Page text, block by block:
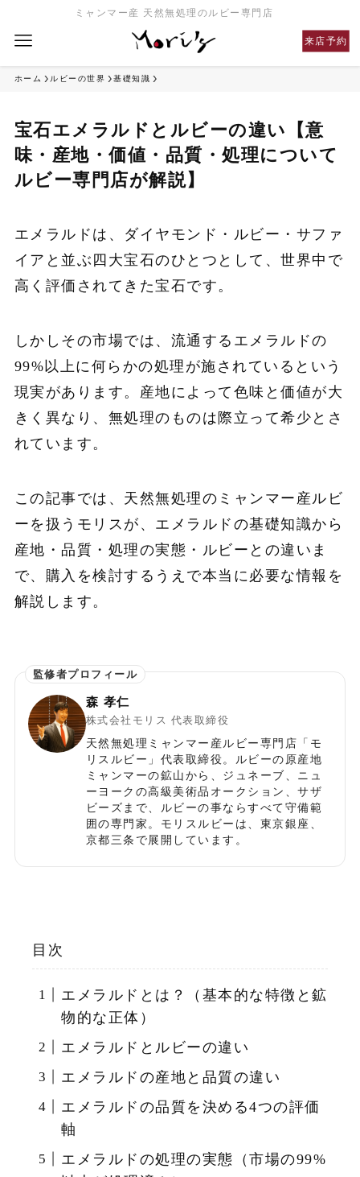
ミャンマー産 天然無処理のルビー専門店
来店予約
ホーム ルビーの世界 基礎知識
宝石エメラルドとルビーの違い【意
味・産地・価値・品質・処理について
ルビー専門店が解説】
エメラルドは、ダイヤモンド・ルビー・サファ
イアと並ぶ四大宝石のひとつとして、世界中で
高く評価されてきた宝石です。
しかしその市場では、流通するエメラルドの
99%以上に何らかの処理が施されているという
現実があります。産地によって色味と価値が大
きく異なり、無処理のものは際立って希少とさ
れています。
この記事では、天然無処理のミャンマー産ルビ
ーを扱うモリスが、エメラルドの基礎知識から
産地・品質・処理の実態・ルビーとの違いま
で、購入を検討するうえで本当に必要な情報を
解説します。
森 孝仁
株式会社モリス 代表取締役
天然無処理ミャンマー産ルビー専門店「モ
リスルビー」代表取締役。ルビーの原産地
ミャンマーの鉱山から、ジュネーブ、ニュ
ーヨークの高級美術品オークション、サザ
ビーズまで、ルビーの事ならすべて守備範
囲の専門家。モリスルビーは、東京銀座、
京都三条で展開しています。
目次
エメラルドとは？（基本的な特徴と鉱
物的な正体）
エメラルドとルビーの違い
エメラルドの産地と品質の違い
エメラルドの品質を決める4つの評価
軸
エメラルドの処理の実態（市場の99%